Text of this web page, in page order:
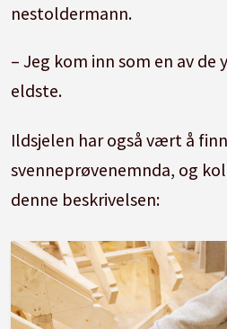
nestoldermann.
– Jeg kom inn som en av de
eldste.
Ildsjelen har også vært å
svenneprøvenemnda, og
denne beskrivelsen: